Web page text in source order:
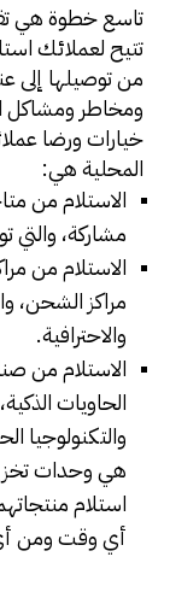
تاسع خطوة هي
تتيح لعملائك
من توصيلها إلى
ومخاطر ومشاكل
خيارات ورضا
المحلية هي:
الاستلام من
مشاركة، والتي
الاستلام من
مراكز الشحن،
والاحترافية.
الاستلام من
الحاويات
والتكنولوجيا
هي وحدات
استلام
أي وقت ومن